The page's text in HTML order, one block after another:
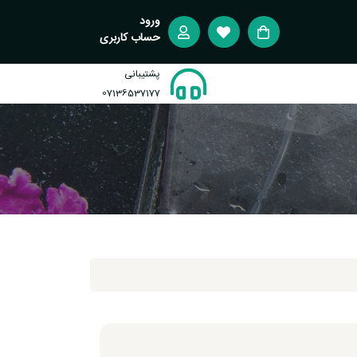
ورود
حساب کاربری
پشتیبانی
07136537177